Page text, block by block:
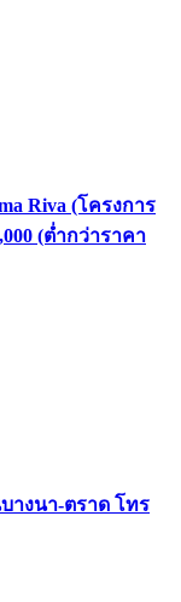
Riva (โครงการ
(ต่ำกว่าราคา
างนา-ตราด โทร